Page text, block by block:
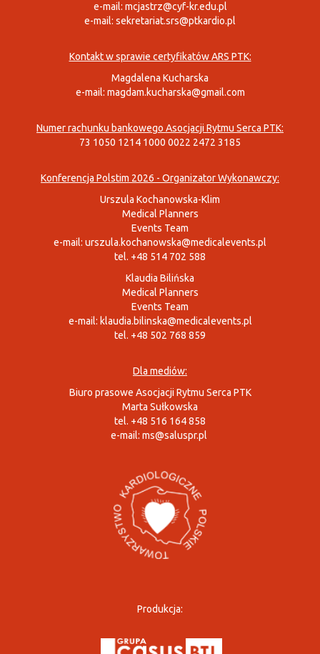
e-mail: mcjastrz@cyf-kr.edu.pl
e-mail: sekretariat.srs@ptkardio.pl
Kontakt w sprawie certyfikatów ARS PTK:
Magdalena Kucharska
e-mail: magdam.kucharska@gmail.com
Numer rachunku bankowego Asocjacji Rytmu Serca PTK:
73 1050 1214 1000 0022 2472 3185
Konferencja Polstim 2026 - Organizator Wykonawczy:
Urszula Kochanowska-Klim
Medical Planners
Events Team
e-mail: urszula.kochanowska@medicalevents.pl
tel. +48 514 702 588
Klaudia Bilińska
Medical Planners
Events Team
e-mail: klaudia.bilinska@medicalevents.pl
tel. +48 502 768 859
Dla mediów:
Biuro prasowe Asocjacji Rytmu Serca PTK
Marta Sułkowska
tel. +48 516 164 858
e-mail: ms@saluspr.pl
Produkcja: